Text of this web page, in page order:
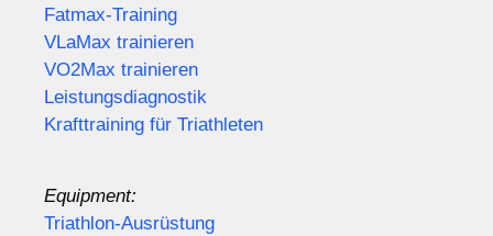
Fatmax-Training
VLaMax trainieren
VO2Max trainieren
Leistungsdiagnostik
Krafttraining für Triathleten
Equipment:
Triathlon-Ausrüstung